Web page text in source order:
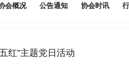
会概况 公告通知 协会时讯
红”主题党日活动